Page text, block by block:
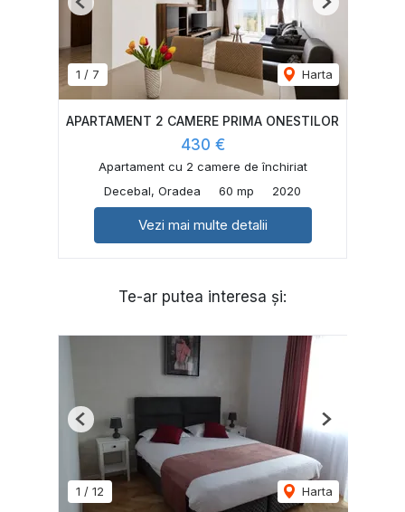
1 / 7 Harta
Previous Next
APARTAMENT 2 CAMERE PRIMA ONESTILOR
430 €
Apartament cu 2 camere de închiriat
Decebal, Oradea
60 mp 2020
Vezi mai multe detalii
Te-ar putea interesa și:
1 / 12 Harta
Previous Next